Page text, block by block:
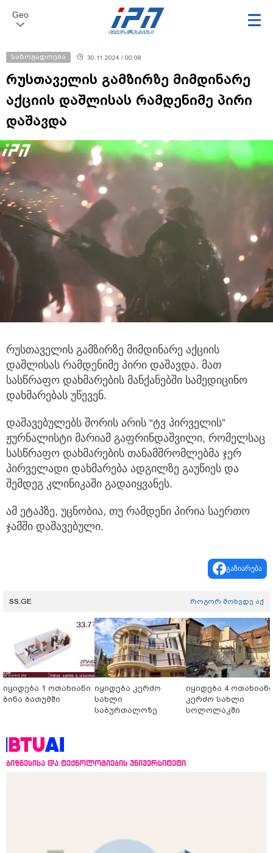
Geo
საზოგადოება 30.11.2024 / 00:08
რუსთაველის გამზირზე მიმდინარე
აქციის დაშლისას რამდენიმე პირი
დაშავდა
რუსთაველის გამზირზე მიმდინარე აქციის
დაშლისას რამდენიმე პირი დაშავდა. მათ
სასწრაფო დახმარების მანქანებში სამედიცინო
დახმარებას უწევენ.
დაშავებულებს შორის არის “ტვ პირველის”
ჟურნალისტი მარიამ გაფრინდაშვილი, რომელსაც
სასწრაფო დახმარების თანამშრომლებმა ჯერ
პირველადი დახმარება ადგილზე გაუწიეს და
შემდეგ კლინიკაში გადაიყვანეს.
ამ ეტაპზე, უცნობია, თუ რამდენი პირია საერთო
ჯამში დაშავებული.
გაზიარება
SS.GE როგორ მოხვდე აქ
იყიდება 1 ოთახიანი
ბინა ბათუმში
იყიდება კერძო
სახლი
საბურთალოზე
იყიდება 4 ოთახიანი
კერძო სახლი
სოლოლაკში
ბიზნესისა და ტექნოლოგიების უნივერსიტეტი